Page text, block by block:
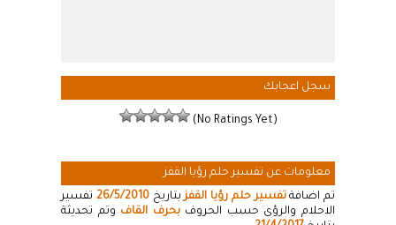
سجل اعجابك
(No Ratings Yet)
معلومات عن تفسير حلم رؤيا القفز
تم اضافةتفسير حلم رؤيا القفزبتاريخ26/5/2010 تفسير
الاحلام والرؤى حسب الحروفبحرف القاف وتم تحديثة